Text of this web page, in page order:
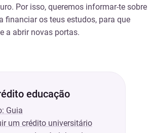
Por isso, queremos informar-te sobre
financiar os teus estudos, para que
a abrir novas portas.
educação
Guia
um crédito universitário